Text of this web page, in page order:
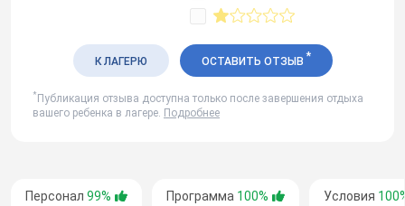
Персонал 99% Программа 100% Условия
К ЛАГЕРЮ ОСТАВИТЬ ОТЗЫВ *
* Публикация отзыва доступна только после завершения отдыха
вашего ребенка в лагере. Подробнее